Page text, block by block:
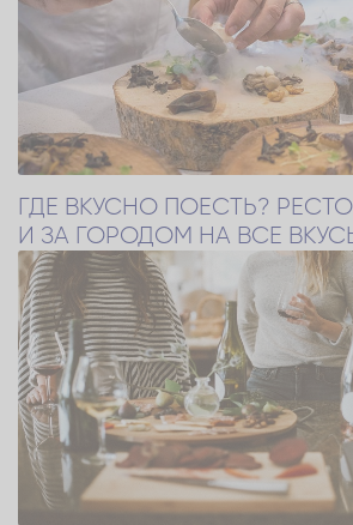
ГДЕ ВКУСНО ПОЕСТЬ?
И ЗА ГОРОДОМ НА ВСЕ